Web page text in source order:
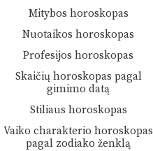
Mitybos horoskopas
Nuotaikos horoskopas
Profesijos horoskopas
Skaičių horoskopas pagal
gimimo datą
Stiliaus horoskopas
Vaiko charakterio horoskopas
pagal zodiako ženklą